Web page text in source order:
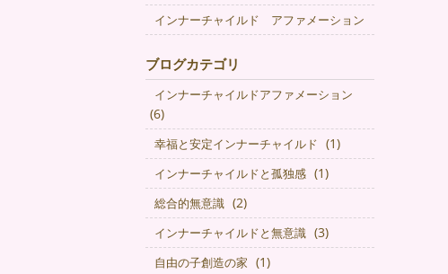
インナーチャイルド アファメーション
ブログカテゴリ
インナーチャイルドアファメーション
(6)
幸福と安定インナーチャイルド (1)
インナーチャイルドと孤独感 (1)
総合的無意識 (2)
インナーチャイルドと無意識 (3)
自由の子創造の家 (1)